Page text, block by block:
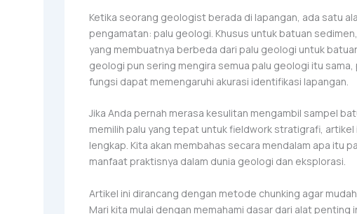
Ketika seorang geologist berada di lapangan, ada satu
pengamatan: palu geologi. Khusus untuk batuan
yang membuatnya berbeda dari palu geologi untuk
geologi pun sering mengira semua palu geologi itu
fungsi dapat memengaruhi akurasi identifikasi lapangan.
Jika Anda pernah merasa kesulitan mengambil sampel
memilih palu yang tepat untuk fieldwork stratigrafi,
lengkap. Kita akan membahas secara mendalam apa itu
manfaat praktisnya dalam dunia geologi dan eksplorasi.
Artikel ini dirancang dengan metode chunking agar
Mari kita mulai dengan memahami dasar dari alat penting